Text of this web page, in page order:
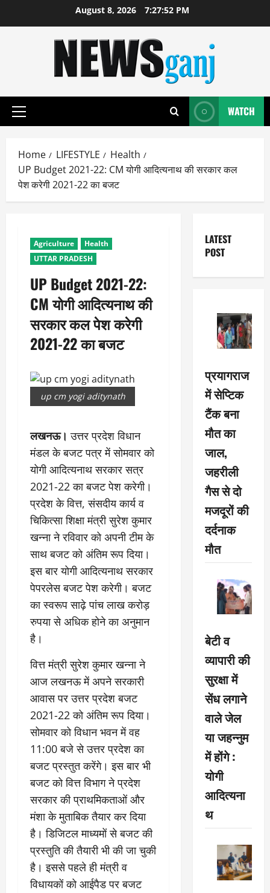
August 8, 2026 7:27:53 PM
Primary
WATCH
Home LIFESTYLE
Health
UP Budget 2021-22: CM योगी आदित्यनाथ की सरकार कल
पेश करेगी 2021-22 का बजट
Agriculture
Health
UTTAR PRADESH
UP Budget 2021-22:
CM योगी आदित्यनाथ की
सरकार कल पेश करेगी
2021-22 का बजट
up cm yogi aditynath
लखनऊ। उत्तर प्रदेश विधान
मंडल के बजट पत्र में सोमवार को
योगी आदित्यनाथ सरकार सत्र
2021-22 का बजट पेश करेगी।
प्रदेश के वित्त, संसदीय कार्य व
चिकित्सा शिक्षा मंत्री सुरेश कुमार
खन्ना ने रविवार को अपनी टीम के
साथ बजट को अंतिम रूप दिया।
इस बार योगी आदित्यनाथ सरकार
पेपरलेस बजट पेश करेगी। बजट
का स्वरूप साढ़े पांच लाख करोड़
रुपया से अधिक होने का अनुमान
है।
वित्त मंत्री सुरेश कुमार खन्ना ने
आज लखनऊ में अपने सरकारी
आवास पर उत्तर प्रदेश बजट
2021-22 को अंतिम रूप दिया।
सोमवार को विधान भवन में वह
11:00 बजे से उत्तर प्रदेश का
बजट प्रस्तुत करेंगे। इस बार भी
बजट को वित्त विभाग ने प्रदेश
सरकार की प्राथमिकताओं और
मंशा के मुताबिक तैयार कर दिया
है। डिजिटल माध्यमों से बजट की
प्रस्तुति की तैयारी भी की जा चुकी
है। इससे पहले ही मंत्री व
विधायकों को आईपैड पर बजट
LATEST
POST
प्रयागराज
में सेप्टिक
टैंक बना
मौत का
जाल,
जहरीली
गैस से दो
मजदूरों की
दर्दनाक
मौत
बेटी व
व्यापारी की
सुरक्षा में
सेंध लगाने
वाले जेल
या जहन्नुम
में होंगे :
योगी
आदित्यना
थ